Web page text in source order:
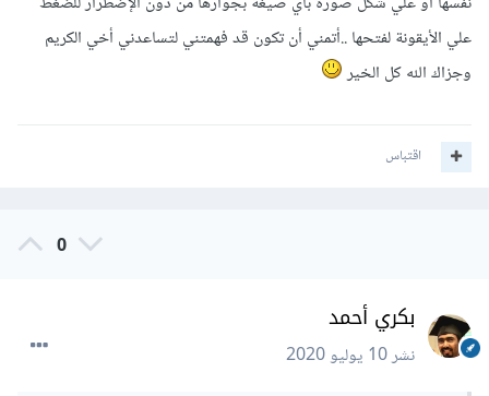
علي الأيقونة لفتحها ..أتمني أن تكون قد فهمتني لتساعدني أخي الكريم
وجزاك الله كل الخير
اقتباس
0
بكري أحمد
نشر10 يوليو 2020